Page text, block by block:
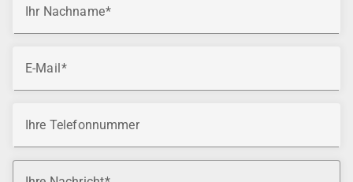
Ihr Nachname
E-Mail
Ihre Telefonnummer